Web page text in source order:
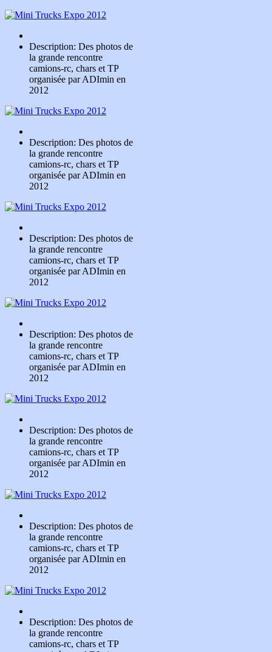
Description: Des photos de
la grande rencontre
camions-rc, chars et TP
organisée par ADImin en
2012
Description: Des photos de
la grande rencontre
camions-rc, chars et TP
organisée par ADImin en
2012
Description: Des photos de
la grande rencontre
camions-rc, chars et TP
organisée par ADImin en
2012
Description: Des photos de
la grande rencontre
camions-rc, chars et TP
organisée par ADImin en
2012
Description: Des photos de
la grande rencontre
camions-rc, chars et TP
organisée par ADImin en
2012
Description: Des photos de
la grande rencontre
camions-rc, chars et TP
organisée par ADImin en
2012
Description: Des photos de
la grande rencontre
camions-rc, chars et TP